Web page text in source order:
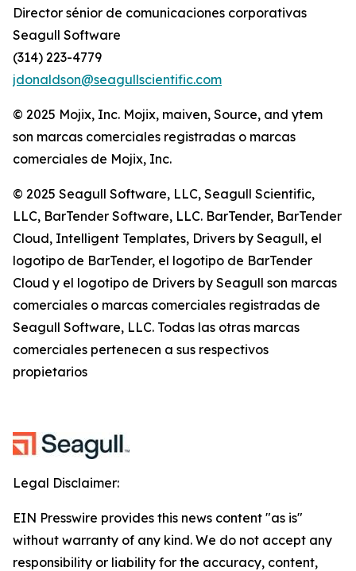
Director sénior de comunicaciones corporativas
Seagull Software
(314) 223-4779
jdonaldson@seagullscientific.com
© 2025 Mojix, Inc. Mojix, maiven, Source, and ytem
son marcas comerciales registradas o marcas
comerciales de Mojix, Inc.
© 2025 Seagull Software, LLC, Seagull Scientific,
LLC, BarTender Software, LLC. BarTender, BarTender
Cloud, Intelligent Templates, Drivers by Seagull, el
logotipo de BarTender, el logotipo de BarTender
Cloud y el logotipo de Drivers by Seagull son marcas
comerciales o marcas comerciales registradas de
Seagull Software, LLC. Todas las otras marcas
comerciales pertenecen a sus respectivos
propietarios
Legal Disclaimer:
EIN Presswire provides this news content "as is"
without warranty of any kind. We do not accept any
responsibility or liability for the accuracy, content,